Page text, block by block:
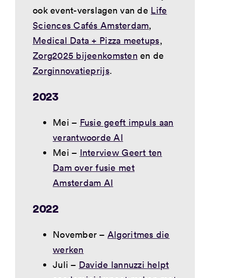
ook event-verslagen van de Life
Sciences Cafés Amsterdam,
Medical Data + Pizza meetups,
Zorg2025 bijeenkomsten en de
Zorginnovatieprijs.
2023
Mei – Fusie geeft impuls aan
verantwoorde AI
Mei – Interview Geert ten
Dam over fusie met
Amsterdam AI
2022
November – Algoritmes die
werken
Juli – Davide Iannuzzi helpt